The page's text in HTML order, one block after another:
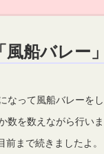
船バレー」
って風船バレーをし
数を数えながら行いま
まで続きましたよ。